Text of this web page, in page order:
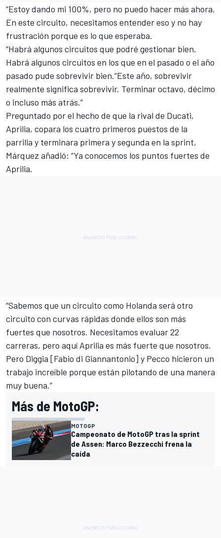
“Estoy dando mi 100%, pero no puedo hacer más ahora.
En este circuito, necesitamos entender eso y no hay
frustración porque es lo que esperaba.
“Habrá algunos circuitos que podré gestionar bien.
Habrá algunos circuitos en los que en el pasado o el año
pasado pude sobrevivir bien.“Este año, sobrevivir
realmente significa sobrevivir. Terminar octavo, décimo
o incluso más atrás.”
Preguntado por el hecho de que la rival de Ducati,
Aprilia, copara los cuatro primeros puestos de la
parrilla y terminara primera y segunda en la sprint,
Márquez añadió: “Ya conocemos los puntos fuertes de
Aprilia.
“Sabemos que un circuito como Holanda será otro
circuito con curvas rápidas donde ellos son más
fuertes que nosotros. Necesitamos evaluar 22
carreras, pero aquí Aprilia es más fuerte que nosotros.
Pero Diggia [Fabio di Giannantonio] y Pecco hicieron un
trabajo increíble porque están pilotando de una manera
muy buena.”
Más de MotoGP:
MOTOGP
Campeonato de MotoGP tras la sprint
de Assen: Marco Bezzecchi frena la
caída